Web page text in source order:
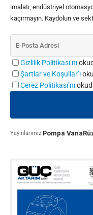
imalatı, endüstriyel
kaçırmayın. Kaydolun ve
Gizlilik Politikası’nı
Şartlar ve Koşullar’ı
Çerez Politikası’nı
Yayınlarımız:Pompa Vana